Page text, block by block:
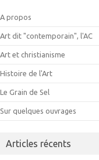
A propos
Art dit "contemporain", l'AC
Art et christianisme
Histoire de l'Art
Le Grain de Sel
Sur quelques ouvrages
Articles récents